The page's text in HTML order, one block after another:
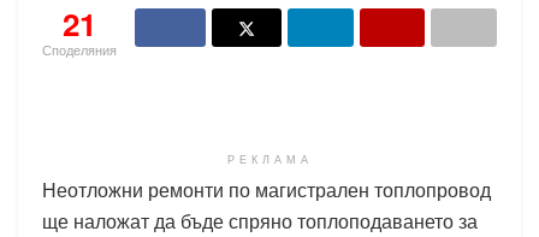
21
Споделяния
РЕКЛАМА
Неотложни ремонти по магистрален топлопровод
ще наложат да бъде спряно топлоподаването за